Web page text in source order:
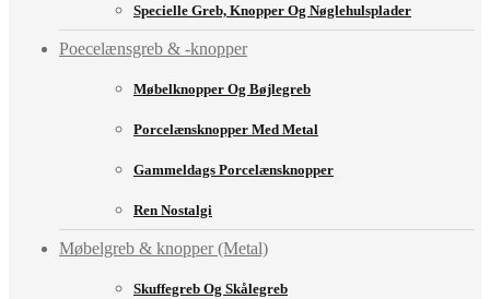
Specielle Greb, Knopper Og Nøglehulsplader
Poecelænsgreb & -knopper
Møbelknopper Og Bøjlegreb
Porcelænsknopper Med Metal
Gammeldags Porcelænsknopper
Ren Nostalgi
Møbelgreb & knopper (Metal)
Skuffegreb Og Skålegreb